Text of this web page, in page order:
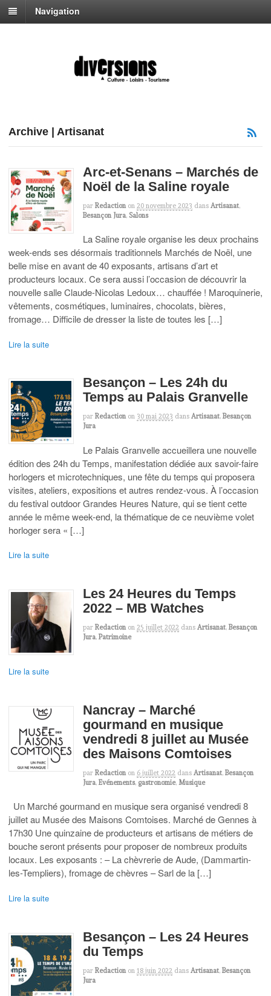
Navigation
Archive | Artisanat
Arc-et-Senans – Marchés de
Noël de la Saline royale
par Redaction on 20 novembre 2023 dans Artisanat,
Besançon Jura, Salons
La Saline royale organise les deux prochains
week-ends ses désormais traditionnels Marchés de Noël, une
belle mise en avant de 40 exposants, artisans d’art et
producteurs locaux. Ce sera aussi l’occasion de découvrir la
nouvelle salle Claude-Nicolas Ledoux… chauffée ! Maroquinerie,
vêtements, cosmétiques, luminaires, chocolats, bières,
fromage… Difficile de dresser la liste de toutes les […]
Lire la suite
Besançon – Les 24h du
Temps au Palais Granvelle
par Redaction on 30 mai 2023 dans Artisanat, Besançon
Jura
Le Palais Granvelle accueillera une nouvelle
édition des 24h du Temps, manifestation dédiée aux savoir-faire
horlogers et microtechniques, une fête du temps qui proposera
visites, ateliers, expositions et autres rendez-vous. À l’occasion
du festival outdoor Grandes Heures Nature, qui se tient cette
année le même week-end, la thématique de ce neuvième volet
horloger sera « […]
Lire la suite
Les 24 Heures du Temps
2022 – MB Watches
par Redaction on 25 juillet 2022 dans Artisanat, Besançon
Jura, Patrimoine
Lire la suite
Nancray – Marché
gourmand en musique
vendredi 8 juillet au Musée
des Maisons Comtoises
par Redaction on 6 juillet 2022 dans Artisanat, Besançon
Jura, Evénements, gastronomie, Musique
Un Marché gourmand en musique sera organisé vendredi 8
juillet au Musée des Maisons Comtoises. Marché de Gennes à
17h30 Une quinzaine de producteurs et artisans de métiers de
bouche seront présents pour proposer de nombreux produits
locaux. Les exposants : – La chèvrerie de Aude, (Dammartin-
les-Templiers), fromage de chèvres – Sarl de la […]
Lire la suite
Besançon – Les 24 Heures
du Temps
par Redaction on 18 juin 2022 dans Artisanat, Besançon
Jura